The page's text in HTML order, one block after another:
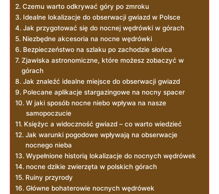
Czemu warto odkrywać góry po zmroku
Idealne lokalizacje do obserwacji gwiazd w Polsce
Jak przygotować się do nocnej wędrówki w górach
Niezbędne akcesoria na nocne wędrówki
Bezpieczeństwo na szlaku po zachodzie‌ słońca
Zjawiska astronomiczne, które możesz zobaczyć⁣ w
górach
Jak znaleźć idealne miejsce do obserwacji gwiazd
Polecane aplikacje ‌stargazingowe na nocny spacer
W jaki sposób nocne niebo wpływa na ‍nasze
‌samopoczucie
Księżyc a widoczność gwiazd – co warto wiedzieć
Jak warunki pogodowe ⁣wpływają na obserwacje
nocnego nieba
Wypełnione ‍historią lokalizacje do nocnych wędrówek
nocne ​dzikie zwierzęta ⁢w polskich‍ górach
Ruiny przyrody
Główne bohaterowie⁢ nocnych wędrówek